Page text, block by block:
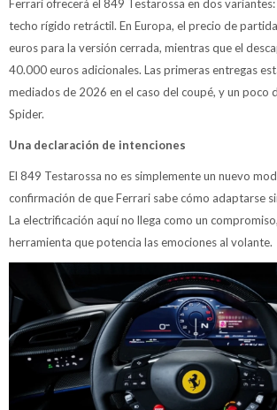
Ferrari ofrecerá el 849 Testarossa en dos
techo rígido retráctil. En Europa, el precio de
euros para la versión cerrada, mientras que el
40.000 euros adicionales. Las primeras entregas
mediados de 2026 en el caso del coupé, y un poco
Spider.
Una declaración de intenciones
El 849 Testarossa no es simplemente un nuevo
confirmación de que Ferrari sabe cómo adaptarse
La electrificación aquí no llega como un
herramienta que potencia las emociones al volante.